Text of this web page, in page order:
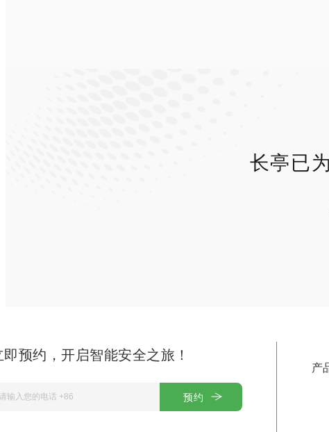
长亭已
即预约，开启智能安全之旅！
预约
产